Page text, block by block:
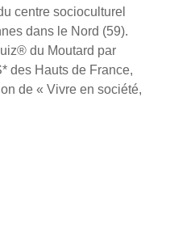
centre socioculturel
dans le Nord (59).
du Moutard par
des Hauts de France,
de « Vivre en société,